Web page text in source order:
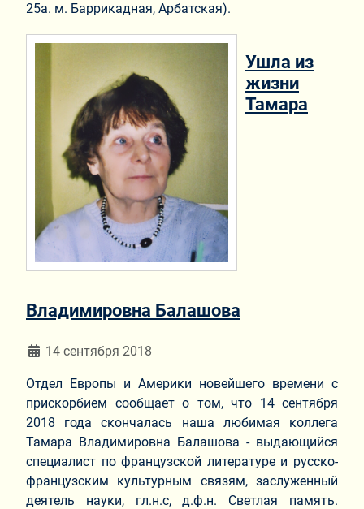
25а. м. Баррикадная, Арбатская).
Ушла из
жизни
Тамара
Владимировна Балашова
Информация о материале
14 сентября 2018
Отдел Европы и Америки новейшего времени с
прискорбием сообщает о том, что 14 сентября
2018 года скончалась наша любимая коллега
Тамара Владимировна Балашова - выдающийся
специалист по французской литературе и русско-
французским культурным связям, заслуженный
деятель науки, гл.н.с, д.ф.н. Светлая память.